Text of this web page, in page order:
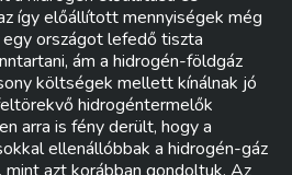
így előállított mennyiségek még
országot lefedő tiszta
ám a hidrogén-földgáz
költségek mellett kínálnak jó
hidrogéntermelők
arra is fény derült, hogy a
ellenállóbbak a hidrogén-gáz